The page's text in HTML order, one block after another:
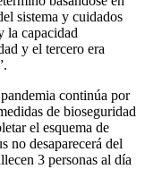
sistema y cuidados
la capacidad
y el tercero era
continúa por
de bioseguridad
el esquema de
no desaparecerá del
3 personas al día